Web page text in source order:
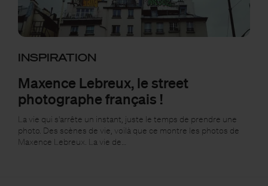
INSPIRATION
Maxence Lebreux, le street
photographe français !
La vie qui s'arrête un instant, juste le temps de prendre une
photo. Des scènes de vie, voilà que ce montre les photos de
Maxence Lebreux. La vie de…